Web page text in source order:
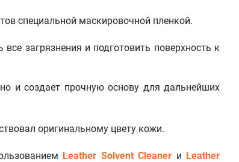
специальной маскировочной пленкой.
все загрязнения и подготовить поверхность к
и создает прочную основу для дальнейших
оригинальному цвету кожи.
Leather Solvent Cleaner и Leather